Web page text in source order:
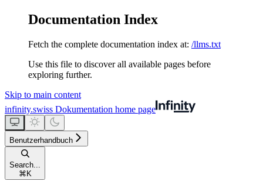
Documentation Index
Fetch the complete documentation index at: /llms.txt
Use this file to discover all available pages before
exploring further.
Skip to main content
infinity.swiss Dokumentation home page
Benutzerhandbuch
Search...
⌘K